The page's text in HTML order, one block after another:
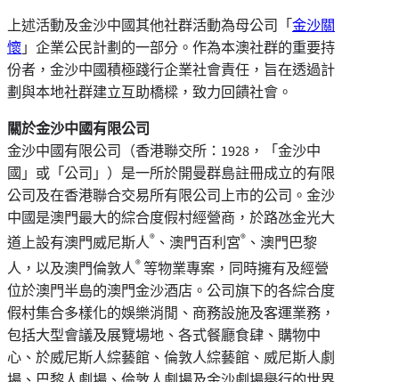
上述活動及金沙中國其他社群活動為母公司「金沙關
懷」企業公民計劃的一部分。作為本澳社群的重要持
份者，金沙中國積極踐行企業社會責任，旨在透過計
劃與本地社群建立互助橋樑，致力回饋社會。
關於金沙中國有限公司
金沙中國有限公司（香港聯交所：1928，「金沙中
國」或「公司」）是一所於開曼群島註冊成立的有限
公司及在香港聯合交易所有限公司上市的公司。金沙
中國是澳門最大的綜合度假村經營商，於路氹金光大
道上設有澳門威尼斯人® 、澳門百利宮® 、澳門巴黎
人，以及澳門倫敦人®等物業專案，同時擁有及經營
位於澳門半島的澳門金沙酒店。公司旗下的各綜合度
假村集合多樣化的娛樂消閒、商務設施及客運業務，
包括大型會議及展覽場地、各式餐廳食肆、購物中
心、於威尼斯人綜藝館、倫敦人綜藝館、威尼斯人劇